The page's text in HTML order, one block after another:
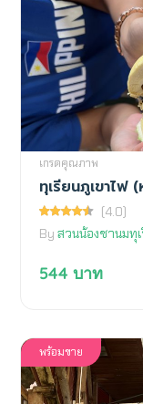
เกรดคุณภาพ
ทุเรียนภูเขาไฟ
(4.0)
By สวนน้องชานมทุ
544 บาท
พร้อมขาย